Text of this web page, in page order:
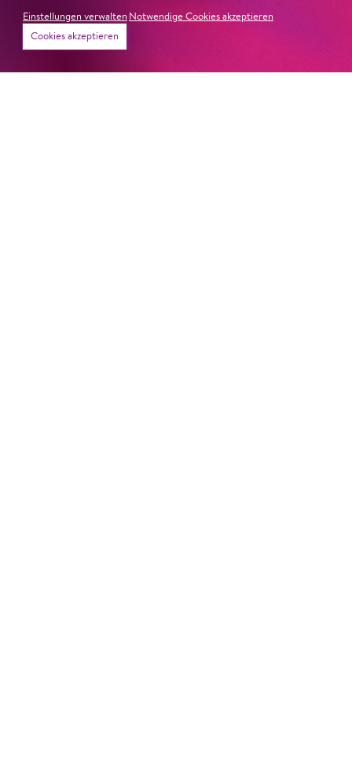
Einstellungen verwalten Notwendige Cookies akzeptieren
Cookies akzeptieren